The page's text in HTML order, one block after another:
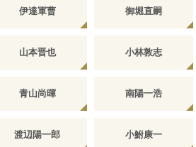
伊達軍曹 御堀直嗣
山本晋也 小林敦志
青山尚暉 南陽一浩
渡辺陽一郎 小鮒康一